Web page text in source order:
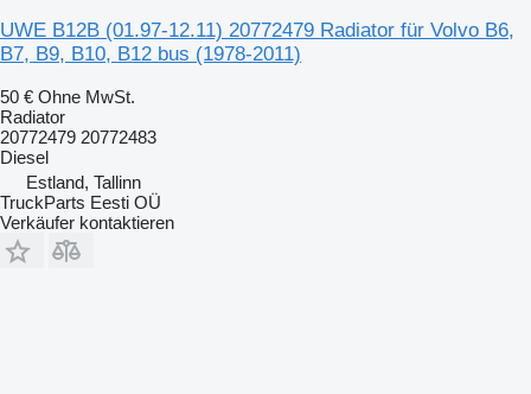
UWE B12B (01.97-12.11) 20772479 Radiator für Volvo B6,
B7, B9, B10, B12 bus (1978-2011)
50 € Ohne MwSt.
Radiator
20772479 20772483
Diesel
Estland, Tallinn
TruckParts Eesti OÜ
Verkäufer kontaktieren